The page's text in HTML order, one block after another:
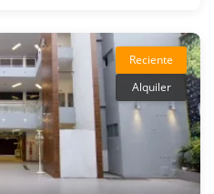
Reciente
Alquiler